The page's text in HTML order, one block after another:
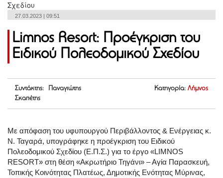
27.03.2023 | 09:51
Limnos Resort: Προέγκριση του
Ειδικού Πολεοδομικού Σχεδίου
Συντάκτης: Παναγιώτης
Σκαπέτης
Κατηγορία: Λήμνος
Με απόφαση του υφυπουργού Περιβάλλοντος & Ενέργειας κ.
Ν. Ταγαρά, υπογράφηκε η προέγκριση του Ειδικού
Πολεοδομικού Σχεδίου (Ε.Π.Σ.) για το έργο «LΙMNOS
RESORT» στη θέση «Ακρωτήριο Τηγάνι» – Αγία Παρασκευή,
Τοπικής Κοινότητας Πλατέως, Δημοτικής Ενότητας Μύρινας,